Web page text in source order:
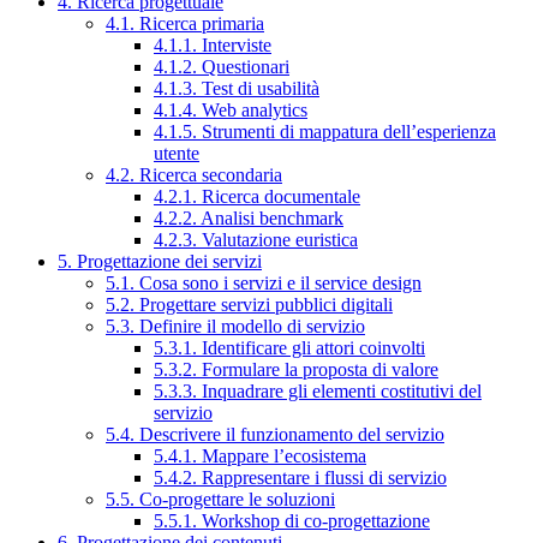
4.1. Ricerca primaria
4.1.1. Interviste
4.1.2. Questionari
4.1.3. Test di usabilità
4.1.4. Web analytics
4.1.5. Strumenti di mappatura dell’esperienza
utente
4.2. Ricerca secondaria
4.2.1. Ricerca documentale
4.2.2. Analisi benchmark
4.2.3. Valutazione euristica
5. Progettazione dei servizi
5.1. Cosa sono i servizi e il service design
5.2. Progettare servizi pubblici digitali
5.3. Definire il modello di servizio
5.3.1. Identificare gli attori coinvolti
5.3.2. Formulare la proposta di valore
5.3.3. Inquadrare gli elementi costitutivi del
servizio
5.4. Descrivere il funzionamento del servizio
5.4.1. Mappare l’ecosistema
5.4.2. Rappresentare i flussi di servizio
5.5. Co-progettare le soluzioni
5.5.1. Workshop di co-progettazione